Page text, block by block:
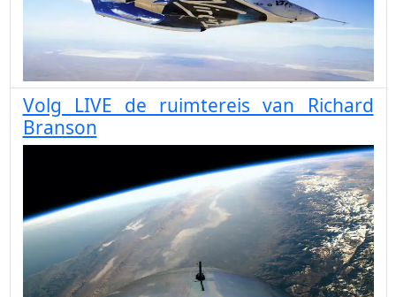
Volg LIVE de ruimtereis van Richard
Branson